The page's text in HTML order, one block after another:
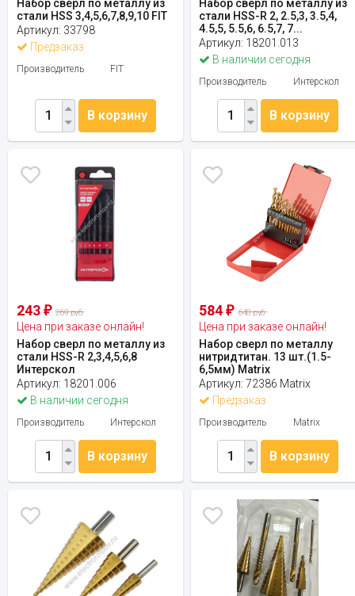
Набор сверл по металлу из
стали HSS 3,4,5,6,7,8,9,10 FIT
Артикул: 33798
Предзаказ
Производитель FIT
В корзину
Набор сверл по металлу из
стали HSS-R 2, 2.5,3, 3.5,4,
4.5,5, 5.5,6, 6.5,7, 7...
Артикул: 18201.013
В наличии сегодня
Производитель Интерскол
В корзину
243 ₽ 269 руб.
Цена при заказе онлайн!
Набор сверл по металлу из
стали HSS-R 2,3,4,5,6,8
Интерскол
Артикул: 18201.006
В наличии сегодня
Производитель Интерскол
В корзину
584₽ 648 руб.
Цена при заказе онлайн!
Набор сверл по металлу
нитридтитан. 13 шт.(1.5-
6,5мм) Matrix
Артикул:72386 Matrix
Предзаказ
Производитель Matrix
В корзину